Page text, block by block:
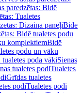
paredzētas: Bidē
Tualetes
Dizaina paneļiBidē
Bidē tualetes podu
komplektiemBidē
podu un vāku
poda vākiSienas
tualetes podiTualetes
Grīdas tualetes
podiTualetes podi